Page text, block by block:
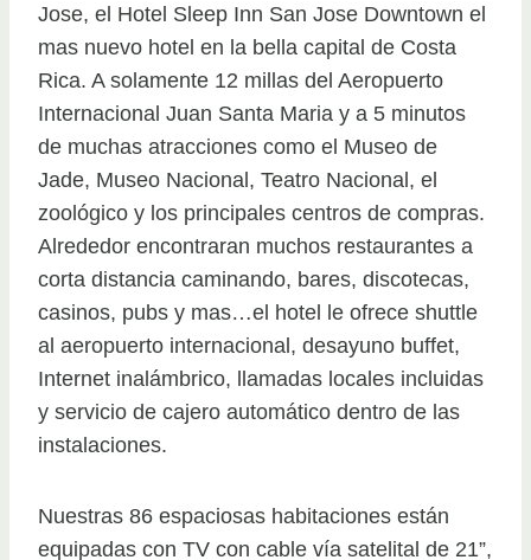
Jose, el Hotel Sleep Inn San Jose Downtown el
mas nuevo hotel en la bella capital de Costa
Rica. A solamente 12 millas del Aeropuerto
Internacional Juan Santa Maria y a 5 minutos
de muchas atracciones como el Museo de
Jade, Museo Nacional, Teatro Nacional, el
zoológico y los principales centros de compras.
Alrededor encontraran muchos restaurantes a
corta distancia caminando, bares, discotecas,
casinos, pubs y mas…el hotel le ofrece shuttle
al aeropuerto internacional, desayuno buffet,
Internet inalámbrico, llamadas locales incluidas
y servicio de cajero automático dentro de las
instalaciones.
Nuestras 86 espaciosas habitaciones están
equipadas con TV con cable vía satelital de 21”,